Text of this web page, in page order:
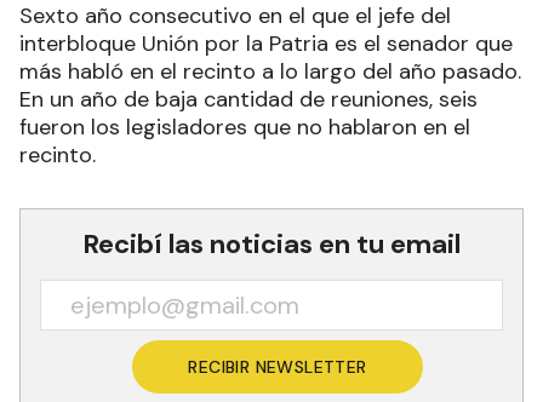
Sexto año consecutivo en el que el jefe del
interbloque Unión por la Patria es el senador que
más habló en el recinto a lo largo del año pasado.
En un año de baja cantidad de reuniones, seis
fueron los legisladores que no hablaron en el
recinto.
Recibí las noticias en tu email
RECIBIR NEWSLETTER